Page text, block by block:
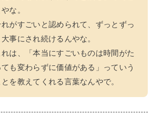
やな。
れがすごいと認められて、ずっとずっ
大事にされ続けるんやな。
れは、「本当にすごいものは時間がた
ても変わらずに価値がある」っていう
とを教えてくれる言葉なんやで。